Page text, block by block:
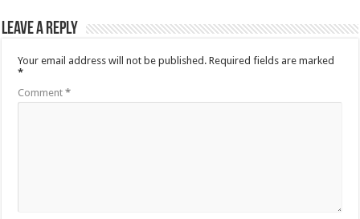
Leave a Reply
Your email address will not be published. Required fields are marked
*
Comment*